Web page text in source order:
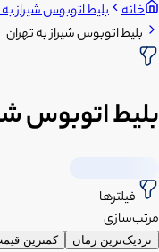
خانه بلیط اتوبوس شیراز
بلیط اتوبوس شیراز به تهران
بلیط اتوبوس
فیلترها
مرتب‌سازی
نزدیک‌ترین زمان کمترین